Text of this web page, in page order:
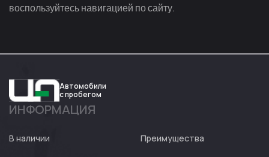
воспользуйтесь навигацией по сайту.
Авто
Автомобили
с пробегом
ИНФОРМАЦИЯ
В наличии Преимущества